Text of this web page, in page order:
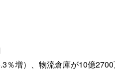
％増）、物流倉庫が10億